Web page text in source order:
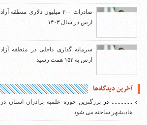
صادرات ۲۰۰ میلیون دلاری منطقه آزاد
ارس در سال ۱۴۰۳
سرمایه گذاری داخلی در منطقه آزاد
ارس به ۱۵۲ همت رسید
آخرین دیدگاه‌ها
.............. دربزرگترین حوزه علمیه برادران استان در
هادیشهر ساخته می شود